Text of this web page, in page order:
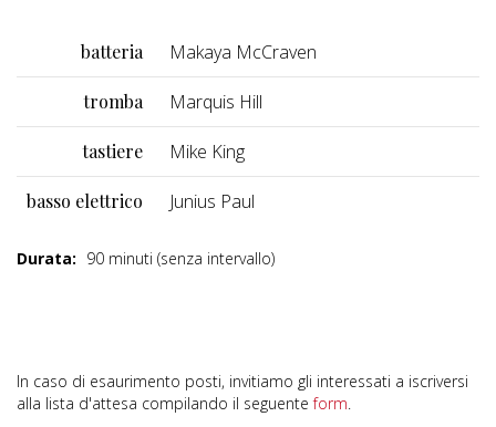
batteria Makaya McCraven
tromba Marquis Hill
tastiere Mike King
basso elettrico Junius Paul
Durata: 90 minuti (senza intervallo)
In caso di esaurimento posti, invitiamo gli interessati a iscriversi
alla lista d'attesa compilando il seguenteform.